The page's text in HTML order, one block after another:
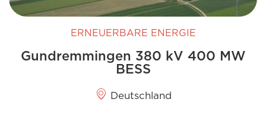
ERNEUERBARE ENERGIE
Gundremmingen 380 kV 400 MW
BESS
Deutschland